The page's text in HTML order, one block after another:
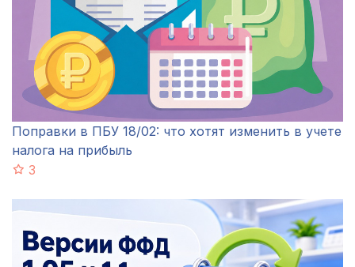
Поправки в ПБУ 18/02: что хотят изменить в учете
налога на прибыль
3